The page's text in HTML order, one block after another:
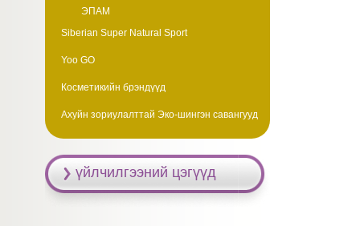
ЭПАМ
Siberian Super Natural Sport
Yoo GO
Косметикийн брэндүүд
Ахуйн зориулалттай Эко-шингэн савангууд
үйлчилгээний цэгүүд